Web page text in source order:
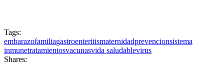
Tags:
embarazofamiliagastroenteritismaternidadprevencionsistema
inmunetratamientosvacunasvida saludablevirus
Shares: